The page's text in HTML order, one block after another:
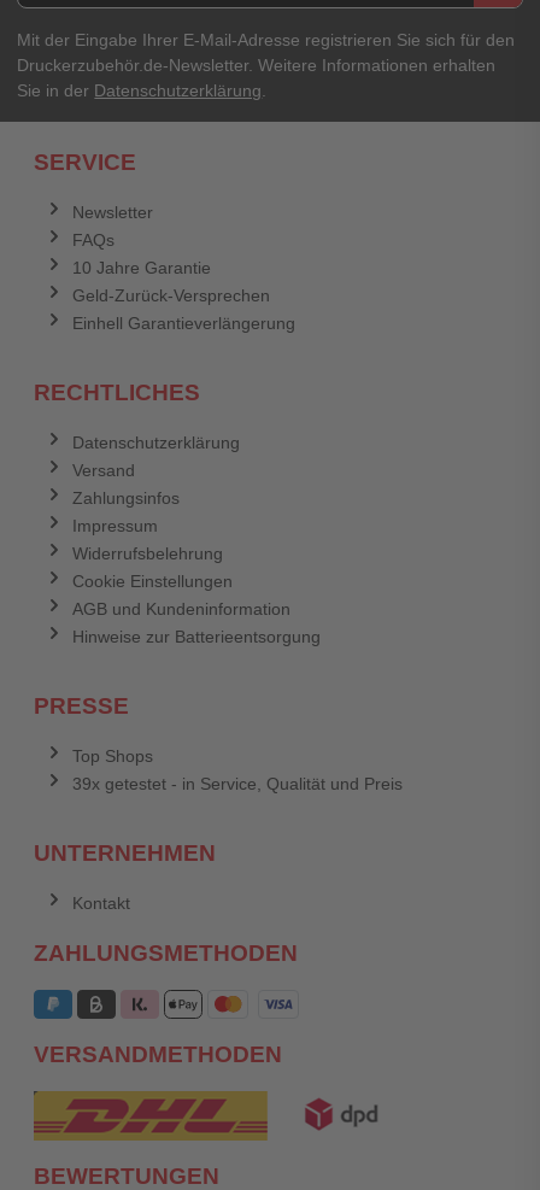
Mit der Eingabe Ihrer E-Mail-Adresse registrieren Sie sich für den
Druckerzubehör.de-Newsletter. Weitere Informationen erhalten
Sie in der Datenschutzerklärung
SERVICE
Newsletter
FAQs
10 Jahre Garantie
Geld-Zurück-Versprechen
Einhell Garantieverlängerung
RECHTLICHES
Datenschutzerklärung
Versand
Zahlungsinfos
Impressum
Widerrufsbelehrung
Cookie Einstellungen
AGB und Kundeninformation
Hinweise zur Batterieentsorgung
PRESSE
Top Shops
39x getestet - in Service, Qualität und Preis
UNTERNEHMEN
Kontakt
ZAHLUNGSMETHODEN
VERSANDMETHODEN
BEWERTUNGEN